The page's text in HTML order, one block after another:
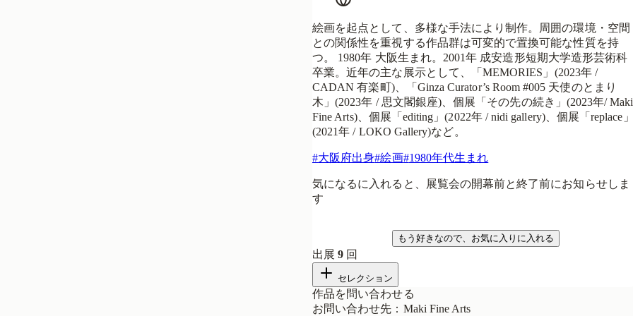
絵画を起点として、多様な手法により制作。周囲の環境・空間
との関係性を重視する作品群は可変的で置換可能な性質を持
つ。 1980年 大阪生まれ。2001年 成安造形短期大学造形芸術科
卒業。近年の主な展示として、「MEMORIES」(2023年 /
CADAN 有楽町)、「Ginza Curator’s Room #005 天使のとまり
木」(2023年 / 思文閣銀座)、個展「その先の続き」(2023年/ Maki
Fine Arts)、個展「editing」(2022年 / nidi gallery)、個展「replace
(2021年 / LOKO Gallery)など。
#大阪府出身#絵画#1980年代生まれ
気になるに入れると、展覧会の開幕前と終了前にお知らせしま
す
もう好きなので、お気に入りに入れる
出展9 回
セレクション
作品を問い合わせる
お問い合わせ先 ： Maki Fine Arts